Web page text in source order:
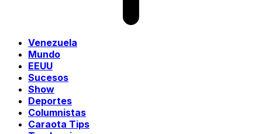
Venezuela
Mundo
EEUU
Sucesos
Show
Deportes
Columnistas
Caraota Tips